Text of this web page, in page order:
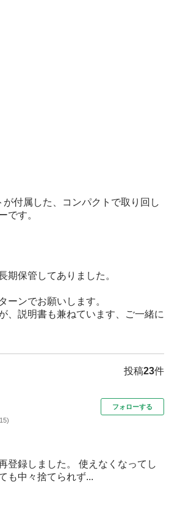
付属した、コンパクトで取り回し
です。
期保管してありました。
ーンでお願いします。
、説明書も兼ねています、ご一緒に
投稿23件
15)
フォローする
登録しました。 使えなくなってし
も中々捨てられず...